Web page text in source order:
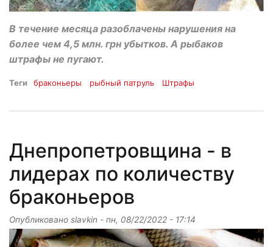
В течение месяца разоблачены нарушения на
более чем 4,5 млн. грн убытков. А рыбаков
штрафы не пугают.
Теги браконьеры рыбный патруль Штрафы
Днепропетровщина - в
лидерах по количеству
браконьеров
Опубликовано slavkin - пн, 08/22/2022 - 17:14